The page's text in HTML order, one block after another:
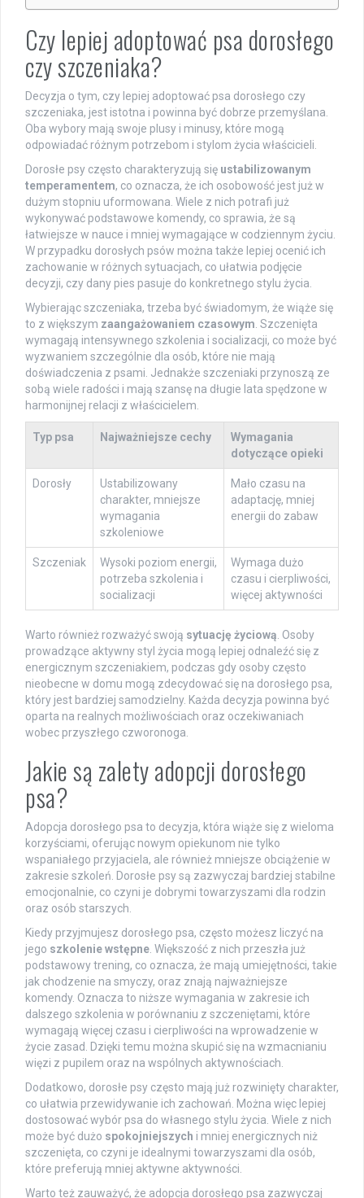
Czy lepiej adoptować psa dorosłego
czy szczeniaka?
Decyzja o tym, czy lepiej adoptować psa dorosłego czy
szczeniaka, jest istotna i powinna być dobrze przemyślana.
Oba wybory mają swoje plusy i minusy, które mogą
odpowiadać różnym potrzebom i stylom życia właścicieli.
Dorosłe psy często charakteryzują się ustabilizowanym
temperamentem, co oznacza, że ich osobowość jest już w
dużym stopniu uformowana. Wiele z nich potrafi już
wykonywać podstawowe komendy, co sprawia, że są
łatwiejsze w nauce i mniej wymagające w codziennym życiu.
W przypadku dorosłych psów można także lepiej ocenić ich
zachowanie w różnych sytuacjach, co ułatwia podjęcie
decyzji, czy dany pies pasuje do konkretnego stylu życia.
Wybierając szczeniaka, trzeba być świadomym, że wiąże się
to z większym zaangażowaniem czasowym. Szczenięta
wymagają intensywnego szkolenia i socializacji, co może być
wyzwaniem szczególnie dla osób, które nie mają
doświadczenia z psami. Jednakże szczeniaki przynoszą ze
sobą wiele radości i mają szansę na długie lata spędzone w
harmonijnej relacji z właścicielem.
Typ psa Najważniejsze cechy
Wymagania
dotyczące opieki
Dorosły
Ustabilizowany
charakter, mniejsze
wymagania
szkoleniowe
Mało czasu na
adaptację, mniej
energii do zabaw
Szczeniak
Wysoki poziom energii,
potrzeba szkolenia i
socializacji
Wymaga dużo
czasu i cierpliwości,
więcej aktywności
Warto również rozważyć swoją sytuację życiową. Osoby
prowadzące aktywny styl życia mogą lepiej odnaleźć się z
energicznym szczeniakiem, podczas gdy osoby często
nieobecne w domu mogą zdecydować się na dorosłego psa,
który jest bardziej samodzielny. Każda decyzja powinna być
oparta na realnych możliwościach oraz oczekiwaniach
wobec przyszłego czworonoga.
Jakie są zalety adopcji dorosłego
psa?
Adopcja dorosłego psa to decyzja, która wiąże się z wieloma
korzyściami, oferując nowym opiekunom nie tylko
wspaniałego przyjaciela, ale również mniejsze obciążenie w
zakresie szkoleń. Dorosłe psy są zazwyczaj bardziej stabilne
emocjonalnie, co czyni je dobrymi towarzyszami dla rodzin
oraz osób starszych.
Kiedy przyjmujesz dorosłego psa, często możesz liczyć na
jego szkolenie wstępne. Większość z nich przeszła już
podstawowy trening, co oznacza, że mają umiejętności, takie
jak chodzenie na smyczy, oraz znają najważniejsze
komendy. Oznacza to niższe wymagania w zakresie ich
dalszego szkolenia w porównaniu z szczeniętami, które
wymagają więcej czasu i cierpliwości na wprowadzenie w
życie zasad. Dzięki temu można skupić się na wzmacnianiu
więzi z pupilem oraz na wspólnych aktywnościach.
Dodatkowo, dorosłe psy często mają już rozwinięty charakter,
co ułatwia przewidywanie ich zachowań. Można więc lepiej
dostosować wybór psa do własnego stylu życia. Wiele z nich
może być dużo spokojniejszych i mniej energicznych niż
szczenięta, co czyni je idealnymi towarzyszami dla osób,
które preferują mniej aktywne aktywności.
Warto też zauważyć, że adopcja dorosłego psa zazwyczaj